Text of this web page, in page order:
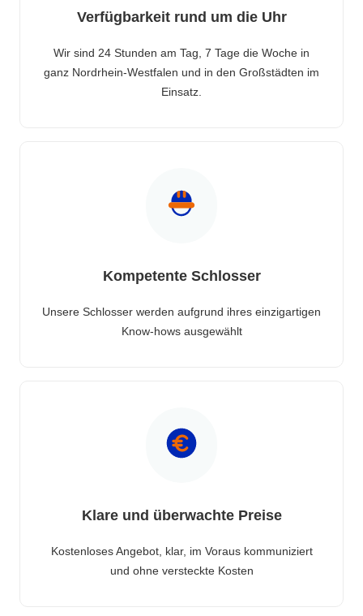
Verfügbarkeit rund um die Uhr
Wir sind 24 Stunden am Tag, 7 Tage die Woche in
ganz Nordrhein-Westfalen und in den Großstädten im
Einsatz.
Kompetente Schlosser
Unsere Schlosser werden aufgrund ihres einzigartigen
Know-hows ausgewählt
Klare und überwachte Preise
Kostenloses Angebot, klar, im Voraus kommuniziert
und ohne versteckte Kosten